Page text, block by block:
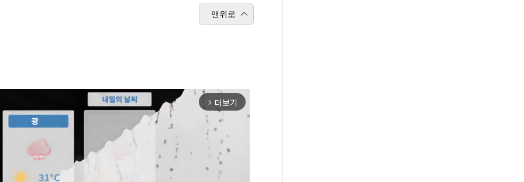
맨위로
arrow_forward_ios 더보기